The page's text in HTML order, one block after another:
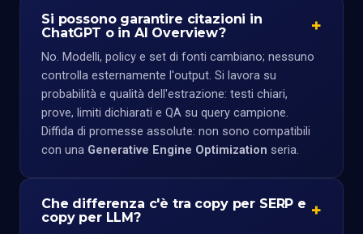
Si possono garantire citazioni in
ChatGPT o in AI Overview?
No. Modelli, policy e set di fonti cambiano; nessuno
controlla esternamente l'output. Si lavora su
probabilità e qualità dell'estrazione: testi chiari,
prove, limiti dichiarati e QA su query campione.
Diffida di promesse assolute: non sono compatibili
con una Generative Engine Optimization seria.
Che differenza c'è tra copy per SERP e
copy per LLM?